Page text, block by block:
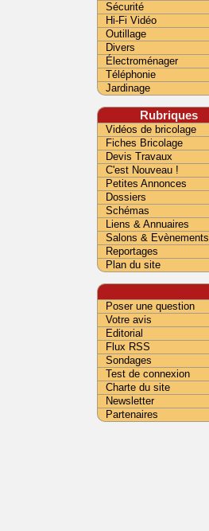
Sécurité
Hi-Fi Vidéo
Outillage
Divers
Électroménager
Téléphonie
Jardinage
Rubriques
Vidéos de bricolage
Fiches Bricolage
Devis Travaux
C'est Nouveau !
Petites Annonces
Dossiers
Schémas
Liens & Annuaires
Salons & Evènements
Reportages
Plan du site
Poser une question
Votre avis
Editorial
Flux RSS
Sondages
Test de connexion
Charte du site
Newsletter
Partenaires